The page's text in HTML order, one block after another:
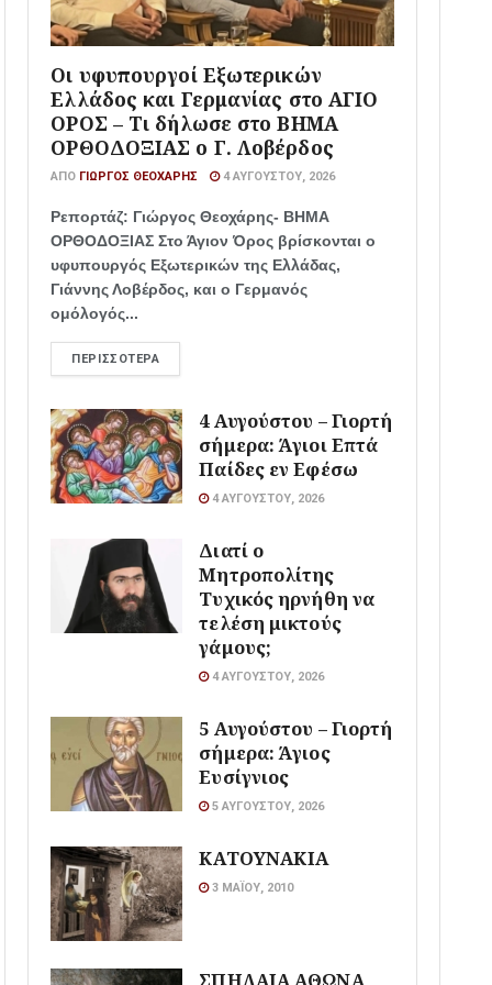
Οι υφυπουργοί Εξωτερικών
Ελλάδος και Γερμανίας στο ΑΓΙΟ
ΟΡΟΣ – Τι δήλωσε στο ΒΗΜΑ
ΟΡΘΟΔΟΞΙΑΣ ο Γ. Λοβέρδος
ΑΠΌ ΓΙΏΡΓΟΣ ΘΕΟΧΆΡΗΣ 4 ΑΥΓΟΎΣΤΟΥ, 2026
Ρεπορτάζ: Γιώργος Θεοχάρης- ΒΗΜΑ
ΟΡΘΟΔΟΞΙΑΣ Στο Άγιον Όρος βρίσκονται ο
υφυπουργός Εξωτερικών της Ελλάδας,
Γιάννης Λοβέρδος, και ο Γερμανός
ομόλογός...
ΠΕΡΙΣΣΌΤΕΡΑ
4 Αυγούστου – Γιορτή
σήμερα: Άγιοι Επτά
Παίδες εν Εφέσω
4 ΑΥΓΟΎΣΤΟΥ, 2026
Διατί ο
Μητροπολίτης
Τυχικός ηρνήθη να
τελέση μικτούς
γάμους;
4 ΑΥΓΟΎΣΤΟΥ, 2026
5 Αυγούστου – Γιορτή
σήμερα: Άγιος
Ευσίγνιος
5 ΑΥΓΟΎΣΤΟΥ, 2026
ΚΑΤΟΥΝΑΚΙΑ
3 ΜΑΪ́ΟΥ, 2010